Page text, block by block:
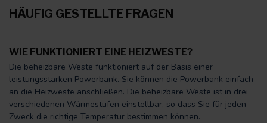
HÄUFIG GESTELLTE FRAGEN
WIE FUNKTIONIERT EINE HEIZWESTE?
Die beheizbare Weste funktioniert auf der Basis einer
leistungsstarken Powerbank. Sie können die Powerbank einfach
an die Heizweste anschließen. Die beheizbare Weste ist in drei
verschiedenen Wärmestufen einstellbar, so dass Sie für jeden
Zweck die richtige Temperatur bestimmen können.